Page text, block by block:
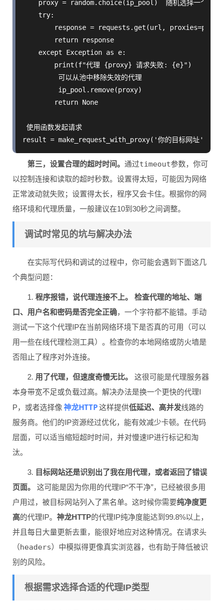
    proxy = random.choice(ip_pool)  随机选择一个代理
    try:
response = requests.get(url,
        return response
    except Exception as e:
        print(f"代理 {proxy} 请求失败: {e}")
         可以从池中移除失效的代理
         ip_pool.remove(proxy)
        return None
使用函数发起请求
第三，设置合理的超时时间。 通过timeout参数，你可
以控制连接和读取的超时秒数。设置得太短，可能因为网络
正常波动就失败；设置得太长，程序又会卡住。根据你的网
络环境和代理质量，一般建议在10到30秒之间调整。
调试时常见的坑与解决办法
在实际写代码和调试的过程中，你可能会遇到下面这几
个典型问题：
1. 程序报错，说代理连接不上。
检查代理的地址、端
口、用户名和密码是否完全正确，一个字符都不能错。手动
测试一下这个代理IP在当前网络环境下是否真的可用（可以
用一些在线代理检测工具）。检查你的本地网络或防火墙是
否阻止了程序对外连接。
2. 用了代理，但速度奇慢无比。
这很可能是代理服务器
本身带宽不足或负载过高。解决办法是换一个更快的代理I
P，或者选择像 神龙HTTP这样提供低延迟、高并发线路的
服务商。他们的IP资源经过优化，能有效减少卡顿。在代码
层面，可以适当缩短超时时间，并对慢速IP进行标记和淘
汰。
3. 目标网站还是识别出了我在用代理，或者返回了错误
页面。
这可能是因为你用的代理IP“不干净”，已经被很多用
户用过，被目标网站列入了黑名单。这时候你需要纯净度更
高的代理IP。 神龙HTTP的代理IP纯净度能达到99.8%以上，
并且每日大量更新去重，能很好地应对这种情况。在请求头
（headers）中模拟得更像真实浏览器，也有助于降低被识
别的风险。
根据需求选择合适的代理IP类型